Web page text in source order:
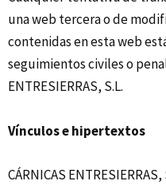
una web tercera o de
contenidas en esta web
seguimientos civiles o
ENTRESIERRAS, S.L.
Vínculos e hipertextos
CÁRNICAS